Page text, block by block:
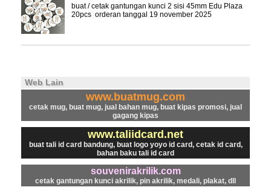
buat / cetak gantungan kunci 2 sisi 45mm Edu Plaza
20pcs orderan tanggal 19 november 2025
Web Lain
www.buatmug.com
cetak mug, buat mug, jual bahan mug, buat kipas promosi, jual
gagang kipas
www.taliidcard.net
buat tali id card bandung, buat logo yoyo id card, cetak id card,
bahan baku tali id card
souvenirakrilik.com
cetak gantungan kunci akrilik, pin akrilik, medali, plakat, dll